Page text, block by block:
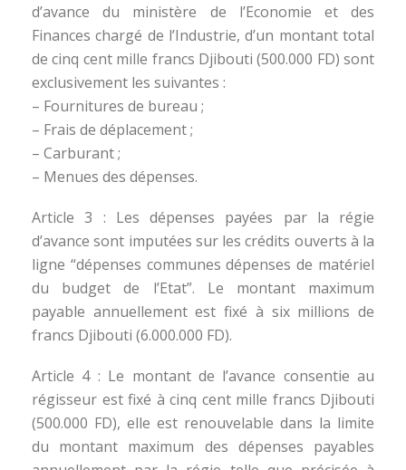
d’avance du ministère de l’Economie et des
Finances chargé de l’Industrie, d’un montant total
de cinq cent mille francs Djibouti (500.000 FD) sont
exclusivement les suivantes :
– Fournitures de bureau ;
– Frais de déplacement ;
– Carburant ;
– Menues des dépenses.
Article 3 : Les dépenses payées par la régie
d’avance sont imputées sur les crédits ouverts à la
ligne “dépenses communes dépenses de matériel
du budget de l’Etat”. Le montant maximum
payable annuellement est fixé à six millions de
francs Djibouti (6.000.000 FD).
Article 4 : Le montant de l’avance consentie au
régisseur est fixé à cinq cent mille francs Djibouti
(500.000 FD), elle est renouvelable dans la limite
du montant maximum des dépenses payables